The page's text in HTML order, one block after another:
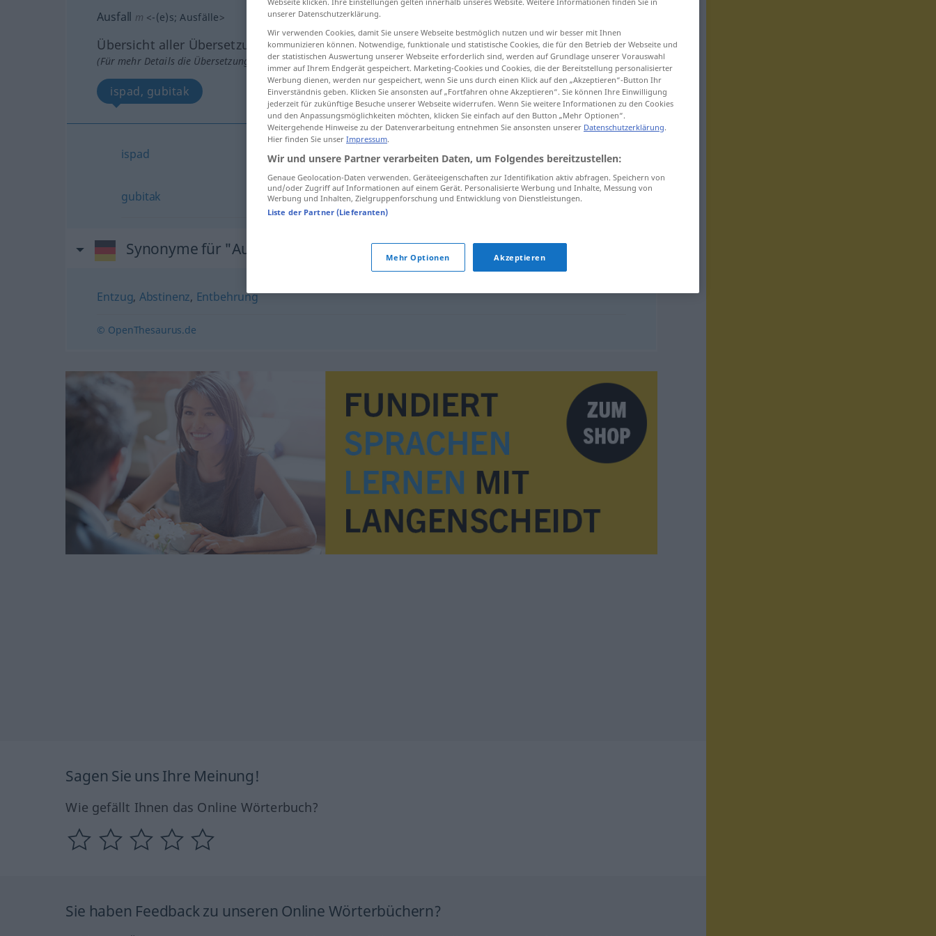
Ausfall m <-(e)s;Ausfälle>
Übersicht aller Übersetzungen
(Für mehr Details die Übersetzung anklicken/antippen)
ispad, gubitak
ispad Ausfall
gubitak Ausfall HANDEL
Synonyme für "Ausfall"
Entzug, Abstinenz, Entbehrung
© OpenThesaurus.de
Sagen Sie uns Ihre Meinung!
Wie gefällt Ihnen das Online Wörterbuch?
Sie haben Feedback zu unseren Online Wörterbüchern?
unserer Datenschutzerklärung.
Wir verwenden Cookies, damit Sie unsere Webseite bestmöglich nutzen und wir besser mit Ihnen
kommunizieren können. Notwendige, funktionale und statistische Cookies, die für den Betrieb der Webseite und
der statistischen Auswertung unserer Webseite erforderlich sind, werden auf Grundlage unserer Vorauswahl
immer auf Ihrem Endgerät gespeichert. Marketing-Cookies und Cookies, die der Bereitstellung personalisierter
Werbung dienen, werden nur gespeichert, wenn Sie uns durch einen Klick auf den „Akzeptieren“-Button Ihr
Einverständnis geben. Klicken Sie ansonsten auf „Fortfahren ohne Akzeptieren“. Sie können Ihre Einwilligung
jederzeit für zukünftige Besuche unserer Webseite widerrufen. Wenn Sie weitere Informationen zu den Cookies
und den Anpassungsmöglichkeiten möchten, klicken Sie einfach auf den Button „Mehr Optionen“.
Weitergehende Hinweise zu der Datenverarbeitung entnehmen Sie ansonsten unserer Datenschutzerklärung.
Hier finden Sie unser Impressum.
Wir und unsere Partner verarbeiten Daten, um Folgendes bereitzustellen:
Genaue Geolocation-Daten verwenden. Geräteeigenschaften zur Identifikation aktiv abfragen. Speichern von
und/oder Zugriff auf Informationen auf einem Gerät. Personalisierte Werbung und Inhalte, Messung von
Werbung und Inhalten, Zielgruppenforschung und Entwicklung von Dienstleistungen.
Liste der Partner (Lieferanten)
Mehr Optionen Akzeptieren